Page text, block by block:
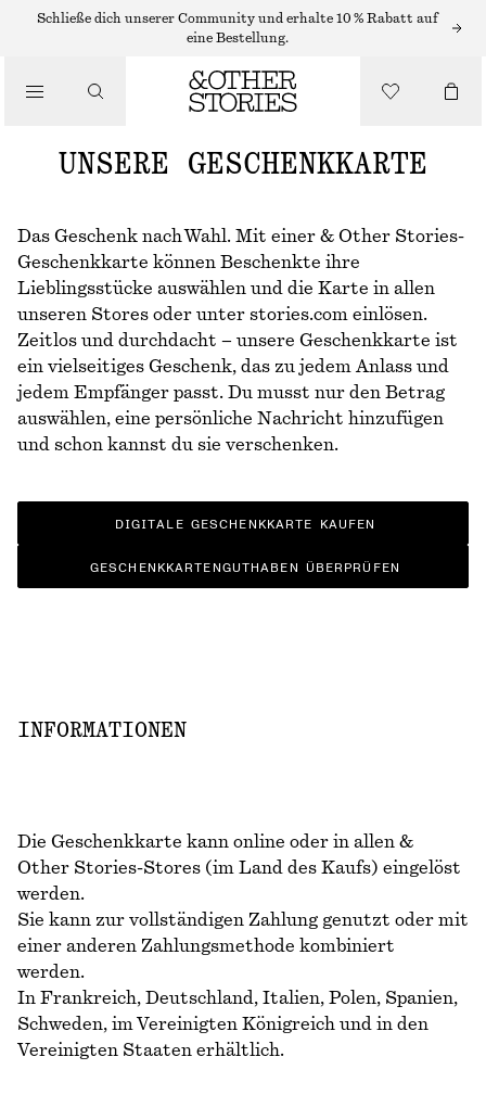
Schließe dich unserer Community und erhalte 10 % Rabatt auf
eine Bestellung.
UNSERE GESCHENKKARTE
Das Geschenk nach Wahl. Mit einer & Other Stories-
Geschenkkarte können Beschenkte ihre
Lieblingsstücke auswählen und die Karte in allen
unseren Stores oder unter stories.com einlösen.
Zeitlos und durchdacht – unsere Geschenkkarte ist
ein vielseitiges Geschenk, das zu jedem Anlass und
jedem Empfänger passt. Du musst nur den Betrag
auswählen, eine persönliche Nachricht hinzufügen
und schon kannst du sie verschenken.
DIGITALE GESCHENKKARTE KAUFEN
GESCHENKKARTENGUTHABEN ÜBERPRÜFEN
INFORMATIONEN
Die Geschenkkarte kann online oder in allen &
Other Stories-Stores (im Land des Kaufs) eingelöst
werden.
Sie kann zur vollständigen Zahlung genutzt oder mit
einer anderen Zahlungsmethode kombiniert
werden.
In Frankreich, Deutschland, Italien, Polen, Spanien,
Schweden, im Vereinigten Königreich und in den
Vereinigten Staaten erhältlich.